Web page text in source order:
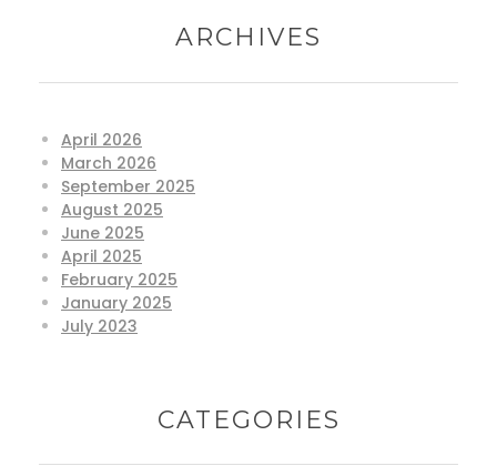
ARCHIVES
April 2026
March 2026
September 2025
August 2025
June 2025
April 2025
February 2025
January 2025
July 2023
CATEGORIES